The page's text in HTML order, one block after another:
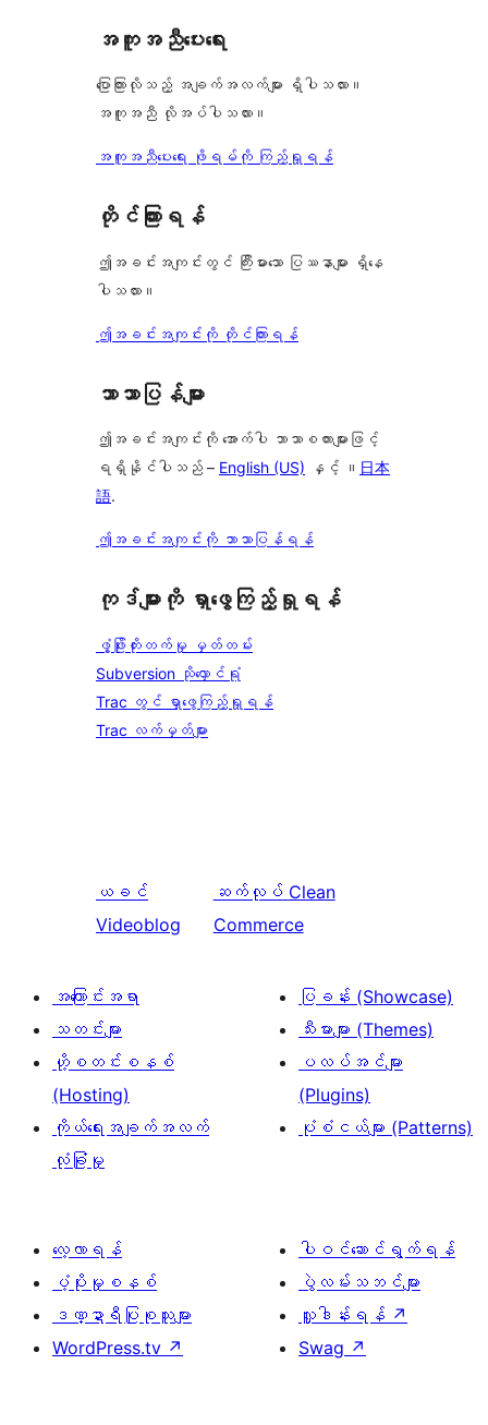
0
စောင်
အကူအညီပေးရေး
ပြောကြားလိုသည့် အချက်အလက်များ ရှိပါသလား။
အကူအညီ လိုအပ်ပါသလား။
အကူအညီပေးရေး ဖိုရမ်ကို ကြည့်ရှုရန်
တိုင်ကြားရန်
ဤအခင်းအကျင်းတွင် ကြီးမားသော ပြဿနာများ ရှိနေ
ပါသလား။
ဤအခင်းအကျင်းကို တိုင်ကြားရန်
ဘာသာပြန်များ
ဤအခင်းအကျင်းကို အောက်ပါ ဘာသာစကားများဖြင့်
ရရှိနိုင်ပါသည် – English (US) နှင့် ။ 日本
語.
ဤအခင်းအကျင်းကို ဘာသာပြန်ရန်
ကုဒ်များကို ရှာဖွေကြည့်ရှုရန်
ဖွံ့ဖြိုးတိုးတက်မှု မှတ်တမ်း
Subversion သိုလှောင်ရုံ
Trac တွင် ရှာဖွေကြည့်ရှုရန်
Trac လက်မှတ်များ
ယခင်
Videoblog
ဆက်လုပ် Clean
Commerce
အကြောင်းအရာ
သတင်းများ
ဟို့စတင်းစနစ်
(Hosting)
ကိုယ်ရေးအချက်အလက်
လုံခြုံမှု
ပြခန်း (Showcase)
သီးမားများ (Themes)
ပလပ်အင်များ
(Plugins)
ပုံစံငယ်များ (Patterns)
လေ့လာရန်
ပံ့ပိုးမှုစနစ်
ဒဏ္ဍာရီပြုစုသူများ
WordPress.tv ↗
ပါဝင်ဆောင်ရွက်ရန်
ပွဲလမ်းသဘင်များ
လှူဒါန်းရန် ↗
Swag ↗